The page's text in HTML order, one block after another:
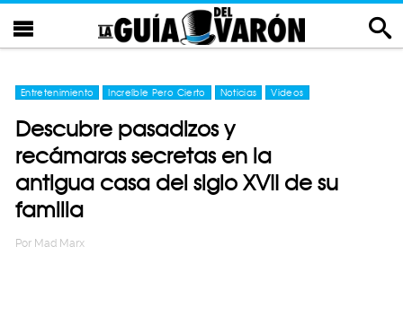
Entretenimiento Increíble Pero Cierto Noticias Videos
Descubre pasadizos y
recámaras secretas en la
antigua casa del siglo XVII de su
familia
Por Mad Marx